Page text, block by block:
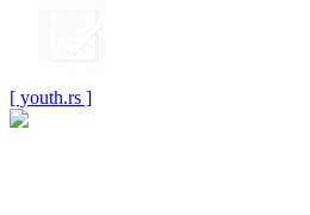
[ youth.rs ]